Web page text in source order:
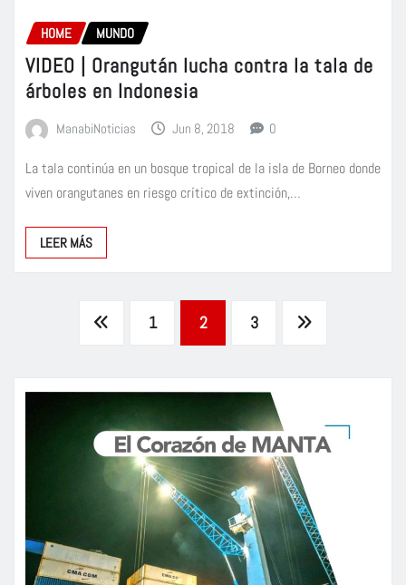
HOME MUNDO
VIDEO | Orangután lucha contra la tala de
árboles en Indonesia
ManabiNoticias Jun 8, 2018 0
La tala continúa en un bosque tropical de la isla de Borneo donde
viven orangutanes en riesgo crítico de extinción,…
LEER MÁS
Paginación
de
entradas
1 2 3